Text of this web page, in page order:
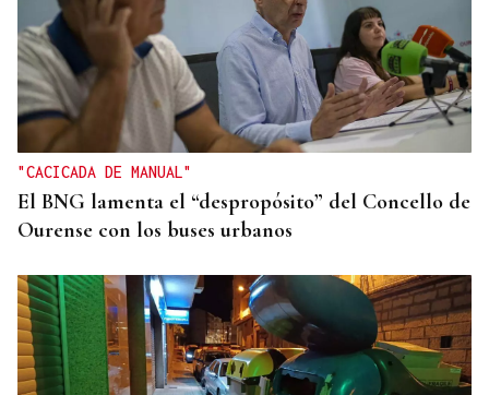
"CACICADA DE MANUAL"
El BNG lamenta el “despropósito” del Concello de
Ourense con los buses urbanos